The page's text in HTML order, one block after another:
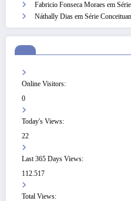
Fabricio Fonseca Moraes em
Náthally Dias em Série
Online Visitors:
0
Today's Views:
22
Last 365 Days Views:
112.517
Total Views: